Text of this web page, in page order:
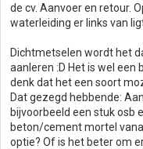
de cv. Aanvoer en retour.
waterleiding er links van
Dichtmetselen wordt het
aanleren :D Het is wel een
denk dat het een soort
Dat gezegd hebbende:
bijvoorbeeld een stuk osb
beton/cement mortel
optie? Of is het beter om